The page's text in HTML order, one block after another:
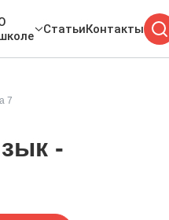
СтатьиКонтакты
7
-